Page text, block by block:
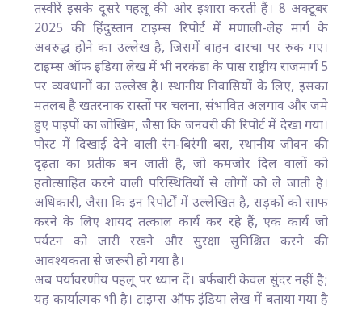
तस्वीरें इसके दूसरे पहलू की ओर इशारा करती हैं। 8 अक्टूबर
2025 की हिंदुस्तान टाइम्स रिपोर्ट में मणाली-लेह मार्ग के
अवरुद्ध होने का उल्लेख है, जिसमें वाहन दारचा पर रुक गए।
टाइम्स ऑफ इंडिया लेख में भी नरकंडा के पास राष्ट्रीय राजमार्ग 5
पर व्यवधानों का उल्लेख है। स्थानीय निवासियों के लिए, इसका
मतलब है खतरनाक रास्तों पर चलना, संभावित अलगाव और जमे
हुए पाइपों का जोखिम, जैसा कि जनवरी की रिपोर्ट में देखा गया।
पोस्ट में दिखाई देने वाली रंग-बिरंगी बस, स्थानीय जीवन की
दृढ़ता का प्रतीक बन जाती है, जो कमजोर दिल वालों को
हतोत्साहित करने वाली परिस्थितियों से लोगों को ले जाती है।
अधिकारी, जैसा कि इन रिपोर्टों में उल्लेखित है, सड़कों को साफ
करने के लिए शायद तत्काल कार्य कर रहे हैं, एक कार्य जो
पर्यटन को जारी रखने और सुरक्षा सुनिश्चित करने की
आवश्यकता से जरूरी हो गया है।
अब पर्यावरणीय पहलू पर ध्यान दें। बर्फबारी केवल सुंदर नहीं है;
यह कार्यात्मक भी है। टाइम्स ऑफ इंडिया लेख में बताया गया है